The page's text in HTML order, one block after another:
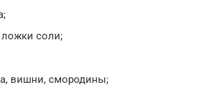
соли;
вишни, смородины;